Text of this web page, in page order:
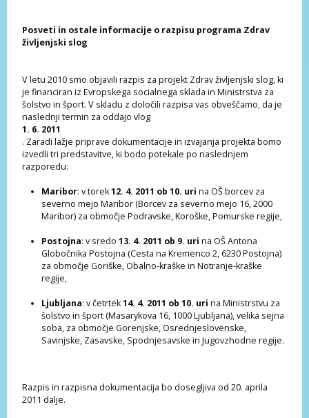
Posveti in ostale informacije o razpisu programa Zdrav
življenjski slog
V letu 2010 smo objavili razpis za projekt Zdrav življenjski slog, ki
je financiran iz Evropskega socialnega sklada in Ministrstva za
šolstvo in šport. V skladu z določili razpisa vas obveščamo, da je
naslednji termin za oddajo vlog
1. 6. 2011
. Zaradi lažje priprave dokumentacije in izvajanja projekta bomo
izvedli tri predstavitve, ki bodo potekale po naslednjem
razporedu:
Maribor: v torek12. 4. 2011 ob 10. uri na OŠ borcev za
severno mejo Maribor (Borcev za severno mejo 16, 2000
Maribor) za območje Podravske, Koroške, Pomurske regije,
Postojna: v sredo 13. 4. 2011 ob 9. uri na OŠ Antona
Globočnika Postojna (Cesta na Kremenco 2, 6230 Postojna)
za območje Goriške, Obalno-kraške in Notranje-kraške
regije,
Ljubljana: v četrtek14. 4. 2011 ob 10. uri na Ministrstvu za
šolstvo in šport (Masarykova 16, 1000 Ljubljana), velika sejna
soba, za območje Gorenjske, Osrednjeslovenske,
Savinjske, Zasavske, Spodnjesavske in Jugovzhodne regije.
Razpis in razpisna dokumentacija bo dosegljiva od 20. aprila
2011 dalje.